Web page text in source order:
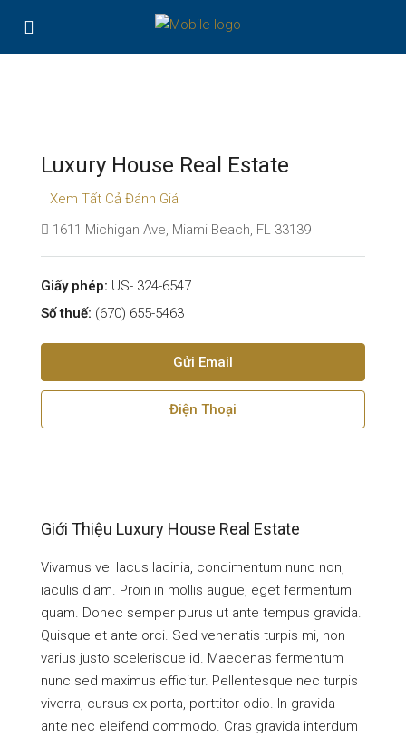
Luxury House Real Estate
Xem Tất Cả Đánh Giá
1611 Michigan Ave, Miami Beach, FL 33139
Giấy phép: US- 324-6547
Số thuế: (670) 655-5463
Gửi Email
Điện Thoại
Giới Thiệu Luxury House Real Estate
Vivamus vel lacus lacinia, condimentum nunc non,
iaculis diam. Proin in mollis augue, eget fermentum
quam. Donec semper purus ut ante tempus gravida.
Quisque et ante orci. Sed venenatis turpis mi, non
varius justo scelerisque id. Maecenas fermentum
nunc sed maximus efficitur. Pellentesque nec turpis
viverra, cursus ex porta, porttitor odio. In gravida
ante nec eleifend commodo. Cras gravida interdum